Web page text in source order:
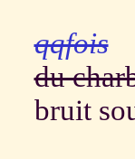
qqfois
du
bruit